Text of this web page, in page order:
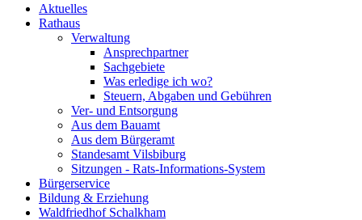
Aktuelles
Rathaus
Verwaltung
Ansprechpartner
Sachgebiete
Was erledige ich wo?
Steuern, Abgaben und Gebühren
Ver- und Entsorgung
Aus dem Bauamt
Aus dem Bürgeramt
Standesamt Vilsbiburg
Sitzungen - Rats-Informations-System
Bürgerservice
Bildung & Erziehung
Waldfriedhof Schalkham